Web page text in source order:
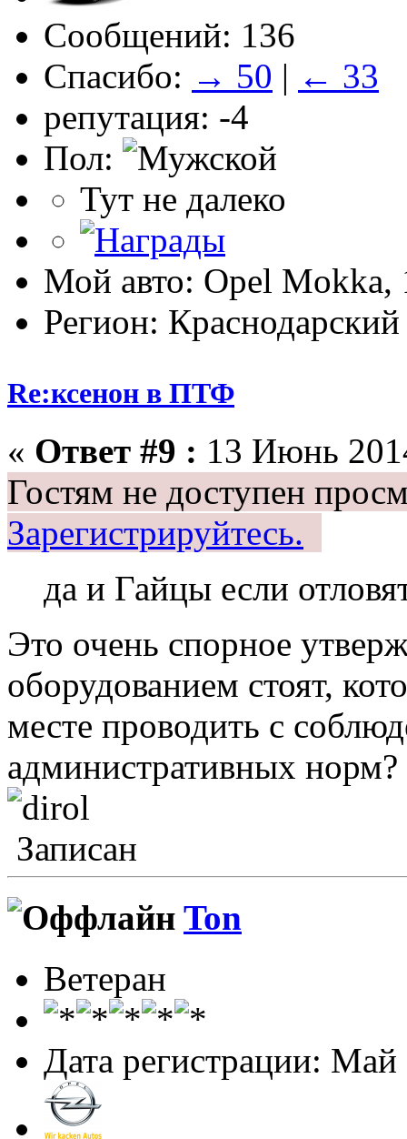
Сообщений: 136
Спасибо: → 50 | ← 33
репутация: -4
Пол:
Тут не далеко
Мой авто: Opel Mokka,
Регион:
Re:ксенон в ПТФ
« Ответ #9 : 13 Июнь
Гостям не доступен
Зарегистрируйтесь.
да и Гайцы если
Это очень спорное
оборудованием стоят,
месте проводить с
административных
Записан
Ton
Ветеран
Дата регистрации: Май